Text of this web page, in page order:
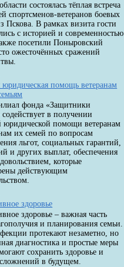
состоялась тёплая встреча
спортсменов-ветеранов боевых
Пскова. В рамках визита гости
с историей и современностью
посетили Поныровский
ожесточённых сражений
юридическая помощь ветеранам
фонда «Защитники
содействует в получении
юридической помощи ветеранам
их семей по вопросам
льгот, социальных гарантий,
и других выплат, обеспечения
которые
действующим
здоровье
здоровье – важная часть
и планирования семьи.
протекают незаметно, но
диагностика и простые меры
сохранить здоровье и
в будущем.